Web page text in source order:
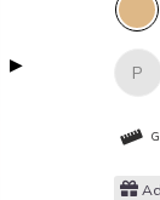
▶ P